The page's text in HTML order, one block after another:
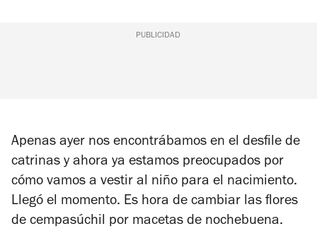
PUBLICIDAD
Apenas ayer nos encontrábamos en el desfile de
catrinas y ahora ya estamos preocupados por
cómo vamos a vestir al niño para el nacimiento.
Llegó el momento. Es hora de cambiar las flores
de cempasúchil por macetas de nochebuena.